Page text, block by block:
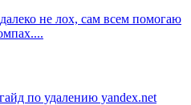
не лох, сам всем помогаю
по удалению yandex.net